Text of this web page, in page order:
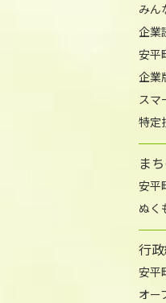
みん
企業
安平
企業
スマ
特定
ま
安平
ぬく
行
安平
オー